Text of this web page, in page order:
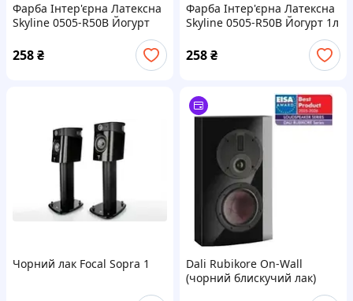
Фарба Інтер'єрна Латексна
Skyline 0505-R50B Йогурт
258₴
Фарба Інтер'єрна Латексна
Skyline 0505-R50B Йогурт 1л
258₴
Чорний лак Focal Sopra 1
Dali Rubikore On-Wall
(чорний блискучий лак)